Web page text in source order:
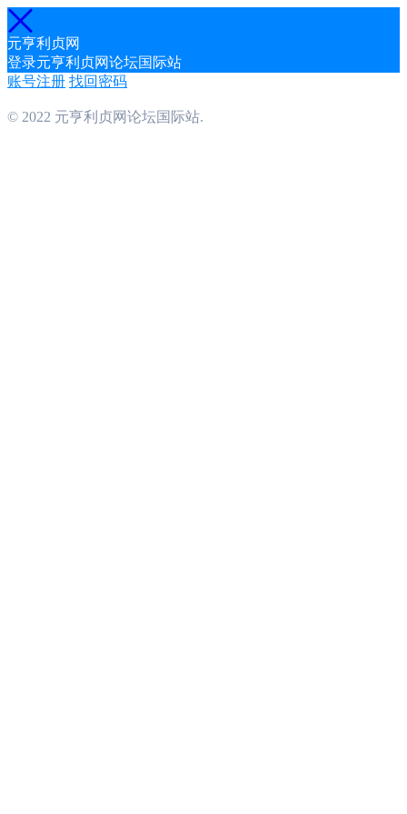
元亨利贞网
登录元亨利贞网论坛国际站
账号注册 找回密码
© 2022 元亨利贞网论坛国际站.